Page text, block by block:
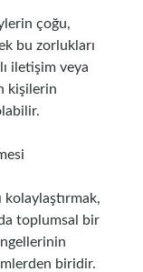
çoğu,
bu zorlukları
iletişim veya
kişilerin
kolaylaştırmak,
toplumsal bir
biridir.